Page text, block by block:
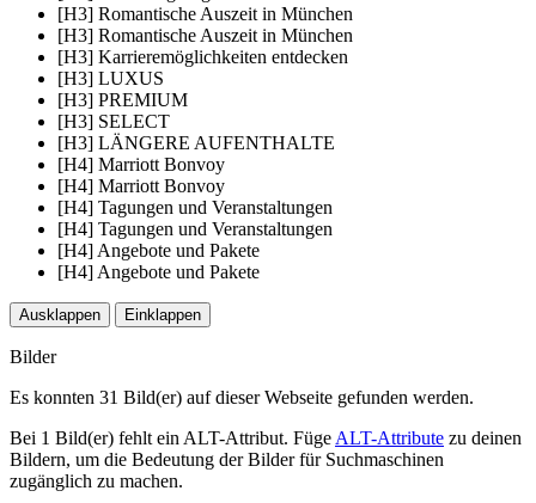
[H3] Romantische Auszeit in München
[H3] Romantische Auszeit in München
[H3] Karrieremöglichkeiten entdecken
[H3] LUXUS
[H3] PREMIUM
[H3] SELECT
[H3] LÄNGERE AUFENTHALTE
[H4] Marriott Bonvoy
[H4] Marriott Bonvoy
[H4] Tagungen und Veranstaltungen
[H4] Tagungen und Veranstaltungen
[H4] Angebote und Pakete
[H4] Angebote und Pakete
Ausklappen Einklappen
Bilder
Es konnten 31 Bild(er) auf dieser Webseite gefunden werden.
Bei 1 Bild(er) fehlt ein ALT-Attribut. Füge ALT-Attribute zu deinen
Bildern, um die Bedeutung der Bilder für Suchmaschinen
zugänglich zu machen.